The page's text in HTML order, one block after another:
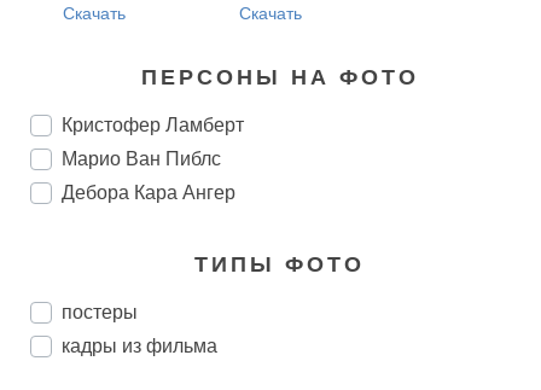
Скачать Скачать
ПЕРСОНЫ НА ФОТО
Кристофер Ламберт
Марио Ван Пиблс
Дебора Кара Ангер
ТИПЫ ФОТО
постеры
кадры из фильма